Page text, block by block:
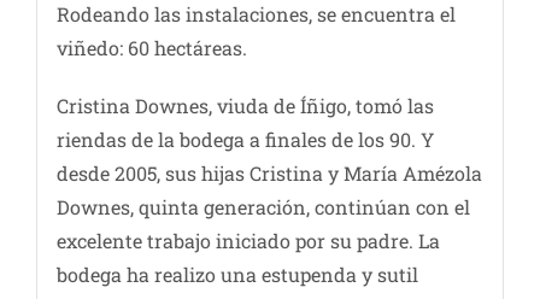
Rodeando las instalaciones, se encuentra el
viñedo: 60 hectáreas.
Cristina Downes, viuda de Íñigo, tomó las
riendas de la bodega a finales de los 90. Y
desde 2005, sus hijas Cristina y María Amézola
Downes, quinta generación, continúan con el
excelente trabajo iniciado por su padre. La
bodega ha realizo una estupenda y sutil